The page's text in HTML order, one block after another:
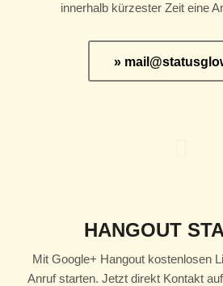
innerhalb kürzester Zeit eine
»
HANGOUT
Mit Google+ Hangout kostenlosen
Anruf starten. Jetzt direkt Kontakt